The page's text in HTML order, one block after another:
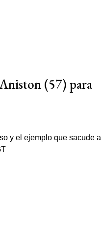
(57) para